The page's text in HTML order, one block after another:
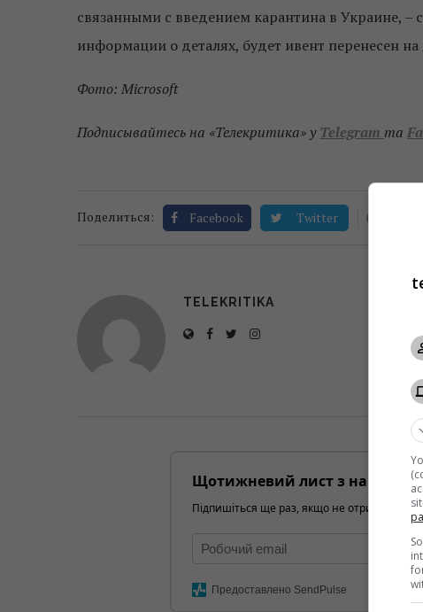
связанными с введением карантина в Украине, –
информации о деталях, будет ивент перенесен
Фото: Microsoft
Подписывайтесь на «Телекритика» у Telegram та
Поделиться: Facebook Twitter 0
TELEKRITIKA
Щотижневий лист з
Підпишіться ще раз, якщо не отримуєте від
Предоставлено SendPulse